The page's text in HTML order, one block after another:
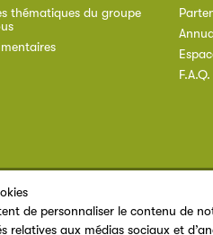
de personnaliser le contenu de
relatives aux médias sociaux et
thématiques du groupe
F.A.Q.